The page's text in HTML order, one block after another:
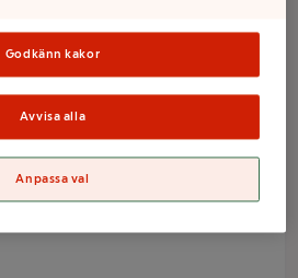
SPF50
Godkänn kakor
Avvisa alla
Anpassa val